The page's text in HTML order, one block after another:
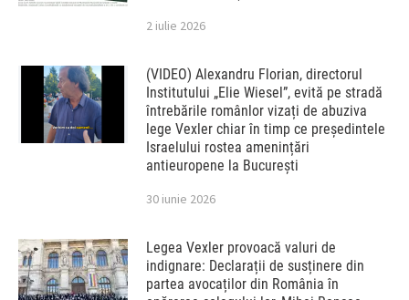
2 iulie 2026
(VIDEO) Alexandru Florian, directorul
Institutului „Elie Wiesel”, evită pe stradă
întrebările românlor vizați de abuziva
lege Vexler chiar în timp ce președintele
Israelului rostea amenințări
antieuropene la București
30 iunie 2026
Legea Vexler provoacă valuri de
indignare: Declarații de susținere din
partea avocaților din România în